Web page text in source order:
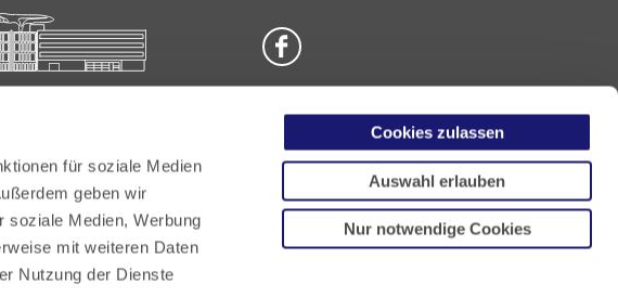
für soziale Medien
geben wir
soziale Medien, Werbung
mit weiteren Daten
Nutzung der Dienste
Cookies zulassen
Auswahl erlauben
Nur notwendige Cookies
Weg 5
100
180